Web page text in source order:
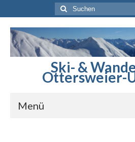
Suchen
nach:
Ski- &
Ottersweier-
Menü